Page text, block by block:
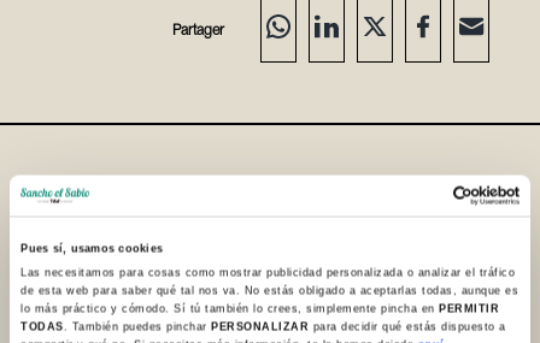
Pues sí, usamos cookies
Las necesitamos para cosas como mostrar publicidad personalizada o analizar el tráfico
de esta web para saber qué tal nos va. No estás obligado a aceptarlas todas, aunque es
lo más práctico y cómodo. Sí tú también lo crees, simplemente pincha enPERMITIR
TODAS . También puedes pincharPERSONALIZAR para decidir qué estás dispuesto a
Partager
Où sommes-nous / Contact
+34 945 250983
info@sanchoelsabio.eus